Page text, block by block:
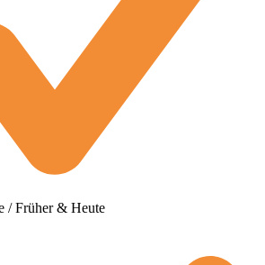
/ Früher & Heute